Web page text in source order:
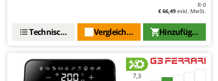
Ooni
Outdoorchef
R-0
€ 66,49 exkl. MwSt.
Hinzufügen
Vergleichen Sie
Technische Daten
7,3